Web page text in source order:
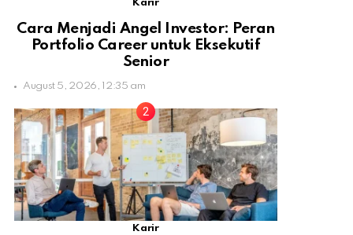
Karir
Cara Menjadi Angel Investor: Peran
Portfolio Career untuk Eksekutif
Senior
August 5, 2026, 12:35 am
Karir